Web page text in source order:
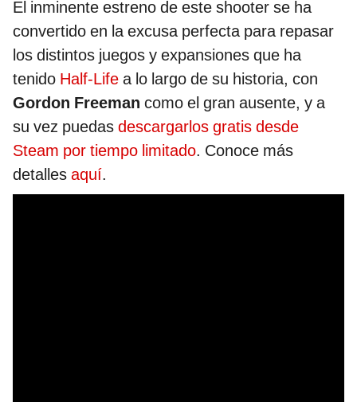
El inminente estreno de este shooter se ha
convertido en la excusa perfecta para repasar
los distintos juegos y expansiones que ha
tenido Half-Life a lo largo de su historia, con
Gordon Freeman como el gran ausente, y a
su vez puedas descargarlos gratis desde
Steam por tiempo limitado. Conoce más
detalles aquí.